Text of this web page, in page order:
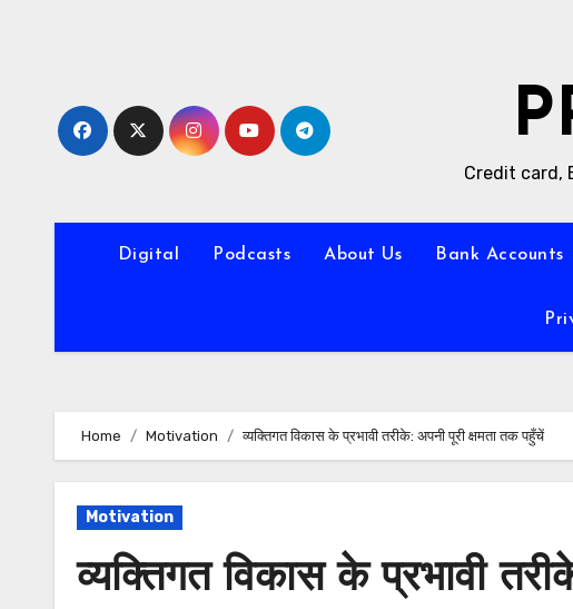
Credit card,
Digital Podcasts About Us Bank Accounts
Home Motivation व्यक्तिगत विकास के प्रभावी तरीके: अपनी पूरी क्षमता तक पहुँचें
Motivation
व्यक्तिगत विकास के प्रभावी